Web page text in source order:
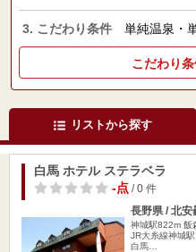
3. こだわり条件 単純温泉・
こだわり
リストから探す
白馬 ホテル ステラベラ
-点/ 0 件
長野県 / 北安
神城駅822m 飯
JR大糸線神城
白馬…